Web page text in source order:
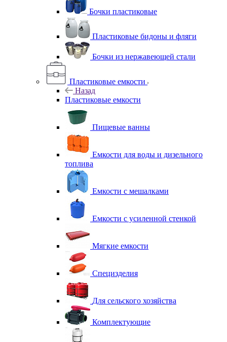
Бочки пластиковые
Пластиковые бидоны и фляги
Бочки из нержавеющей стали
Пластиковые емкости
Назад
Пластиковые емкости
Пищевые ванны
Емкости для воды и дизельного
топлива
Емкости с мешалками
Емкости с усиленной стенкой
Мягкие емкости
Специзделия
Для сельского хозяйства
Комплектующие